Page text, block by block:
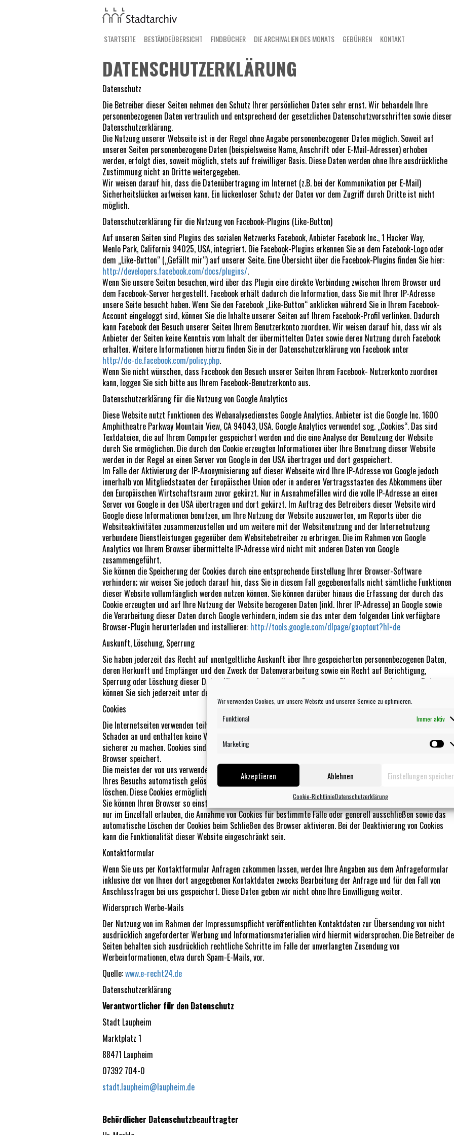
Wir verwenden Cookies, um unsere Website und unseren Service zu optimieren.
Funktional Immer aktiv
Marketing
Akzeptieren Ablehnen Einstellungen
Cookie-RichtlinieDatenschutzerklärung
STARTSEITE BESTÄNDEÜBERSICHT FINDBÜCHER DIE ARCHIVALIEN DES MONATS GEBÜHREN KONTAKT
DATENSCHUTZERKLÄRUNG
Datenschutz
Die Betreiber dieser Seiten nehmen den Schutz Ihrer persönlichen Daten sehr ernst. Wir behandeln Ihre
personenbezogenen Daten vertraulich und entsprechend der gesetzlichen Datenschutzvorschriften sowie dieser
Datenschutzerklärung.
Die Nutzung unserer Webseite ist in der Regel ohne Angabe personenbezogener Daten möglich. Soweit auf
unseren Seiten personenbezogene Daten (beispielsweise Name, Anschrift oder E-Mail-Adressen) erhoben
werden, erfolgt dies, soweit möglich, stets auf freiwilliger Basis. Diese Daten werden ohne Ihre ausdrückliche
Zustimmung nicht an Dritte weitergegeben.
Wir weisen darauf hin, dass die Datenübertragung im Internet (z.B. bei der Kommunikation per E-Mail)
Sicherheitslücken aufweisen kann. Ein lückenloser Schutz der Daten vor dem Zugriff durch Dritte ist nicht
möglich.
Datenschutzerklärung für die Nutzung von Facebook-Plugins (Like-Button)
Auf unseren Seiten sind Plugins des sozialen Netzwerks Facebook, Anbieter Facebook Inc., 1 Hacker Way,
Menlo Park, California 94025, USA, integriert. Die Facebook-Plugins erkennen Sie an dem Facebook-Logo oder
dem „Like-Button“ („Gefällt mir“) auf unserer Seite. Eine Übersicht über die Facebook-Plugins finden Sie hier:
http://developers.facebook.com/docs/plugins/.
Wenn Sie unsere Seiten besuchen, wird über das Plugin eine direkte Verbindung zwischen Ihrem Browser und
dem Facebook-Server hergestellt. Facebook erhält dadurch die Information, dass Sie mit Ihrer IP-Adresse
unsere Seite besucht haben. Wenn Sie den Facebook „Like-Button“ anklicken während Sie in Ihrem Facebook-
Account eingeloggt sind, können Sie die Inhalte unserer Seiten auf Ihrem Facebook-Profil verlinken. Dadurch
kann Facebook den Besuch unserer Seiten Ihrem Benutzerkonto zuordnen. Wir weisen darauf hin, dass wir als
Anbieter der Seiten keine Kenntnis vom Inhalt der übermittelten Daten sowie deren Nutzung durch Facebook
erhalten. Weitere Informationen hierzu finden Sie in der Datenschutzerklärung von Facebook unter
http://de-de.facebook.com/policy.php.
Wenn Sie nicht wünschen, dass Facebook den Besuch unserer Seiten Ihrem Facebook- Nutzerkonto zuordnen
kann, loggen Sie sich bitte aus Ihrem Facebook-Benutzerkonto aus.
Datenschutzerklärung für die Nutzung von Google Analytics
Diese Website nutzt Funktionen des Webanalysedienstes Google Analytics. Anbieter ist die Google Inc. 1600
Amphitheatre Parkway Mountain View, CA 94043, USA. Google Analytics verwendet sog. „Cookies“. Das sind
Textdateien, die auf Ihrem Computer gespeichert werden und die eine Analyse der Benutzung der Website
durch Sie ermöglichen. Die durch den Cookie erzeugten Informationen über Ihre Benutzung dieser Website
werden in der Regel an einen Server von Google in den USA übertragen und dort gespeichert.
Im Falle der Aktivierung der IP-Anonymisierung auf dieser Webseite wird Ihre IP-Adresse von Google jedoch
innerhalb von Mitgliedstaaten der Europäischen Union oder in anderen Vertragsstaaten des Abkommens über
den Europäischen Wirtschaftsraum zuvor gekürzt. Nur in Ausnahmefällen wird die volle IP-Adresse an einen
Server von Google in den USA übertragen und dort gekürzt. Im Auftrag des Betreibers dieser Website wird
Google diese Informationen benutzen, um Ihre Nutzung der Website auszuwerten, um Reports über die
Websiteaktivitäten zusammenzustellen und um weitere mit der Websitenutzung und der Internetnutzung
verbundene Dienstleistungen gegenüber dem Websitebetreiber zu erbringen. Die im Rahmen von Google
Analytics von Ihrem Browser übermittelte IP-Adresse wird nicht mit anderen Daten von Google
zusammengeführt.
Sie können die Speicherung der Cookies durch eine entsprechende Einstellung Ihrer Browser-Software
verhindern; wir weisen Sie jedoch darauf hin, dass Sie in diesem Fall gegebenenfalls nicht sämtliche Funktionen
dieser Website vollumfänglich werden nutzen können. Sie können darüber hinaus die Erfassung der durch das
Cookie erzeugten und auf Ihre Nutzung der Website bezogenen Daten (inkl. Ihrer IP-Adresse) an Google sowie
die Verarbeitung dieser Daten durch Google verhindern, indem sie das unter dem folgenden Link verfügbare
Browser-Plugin herunterladen und installieren: http://tools.google.com/dlpage/gaoptout?hl=de
Auskunft, Löschung, Sperrung
Sie haben jederzeit das Recht auf unentgeltliche Auskunft über Ihre gespeicherten personenbezogenen Daten,
deren Herkunft und Empfänger und den Zweck der Datenverarbeitung sowie ein Recht auf Berichtigung,
Sperrung oder Löschung dieser Daten. Hierzu sowie zu weiteren Fragen zum Thema personenbezogene Daten
können Sie sich jederzeit unter der im Impressum angegebenen Adresse an uns wenden.
Cookies
Die Internetseiten verwenden teilweise so genannte Cookies. Cookies richten auf Ihrem Rechner keinen
Schaden an und enthalten keine Viren. Cookies dienen dazu, unser Angebot nutzerfreundlicher, effektiver und
sicherer zu machen. Cookies sind kleine Textdateien, die auf Ihrem Rechner abgelegt werden und die Ihr
Browser speichert.
Die meisten der von uns verwendeten Cookies sind so genannte „Session-Cookies“. Sie werden nach Ende
Ihres Besuchs automatisch gelöscht. Andere Cookies bleiben auf Ihrem Endgerät gespeichert, bis Sie diese
löschen. Diese Cookies ermöglichen es uns, Ihren Browser beim nächsten Besuch wiederzuerkennen.
Sie können Ihren Browser so einstellen, dass Sie über das Setzen von Cookies informiert werden und Cookies
nur im Einzelfall erlauben, die Annahme von Cookies für bestimmte Fälle oder generell ausschließen sowie das
automatische Löschen der Cookies beim Schließen des Browser aktivieren. Bei der Deaktivierung von Cookies
kann die Funktionalität dieser Website eingeschränkt sein.
Kontaktformular
Wenn Sie uns per Kontaktformular Anfragen zukommen lassen, werden Ihre Angaben aus dem Anfrageformular
inklusive der von Ihnen dort angegebenen Kontaktdaten zwecks Bearbeitung der Anfrage und für den Fall von
Anschlussfragen bei uns gespeichert. Diese Daten geben wir nicht ohne Ihre Einwilligung weiter.
Widerspruch Werbe-Mails
Der Nutzung von im Rahmen der Impressumspflicht veröffentlichten Kontaktdaten zur Übersendung von nicht
ausdrücklich angeforderter Werbung und Informationsmaterialien wird hiermit widersprochen. Die Betreiber
Seiten behalten sich ausdrücklich rechtliche Schritte im Falle der unverlangten Zusendung von
Werbeinformationen, etwa durch Spam-E-Mails, vor.
Quelle:www.e-recht24.de
Datenschutzerklärung
Verantwortlicher für den Datenschutz
Stadt Laupheim
Marktplatz 1
88471 Laupheim
07392 704-0
stadt.laupheim@laupheim.de
Behördlicher Datenschutzbeauftragter